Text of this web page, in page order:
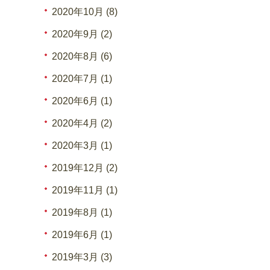
2020年10月 (8)
2020年9月 (2)
2020年8月 (6)
2020年7月 (1)
2020年6月 (1)
2020年4月 (2)
2020年3月 (1)
2019年12月 (2)
2019年11月 (1)
2019年8月 (1)
2019年6月 (1)
2019年3月 (3)